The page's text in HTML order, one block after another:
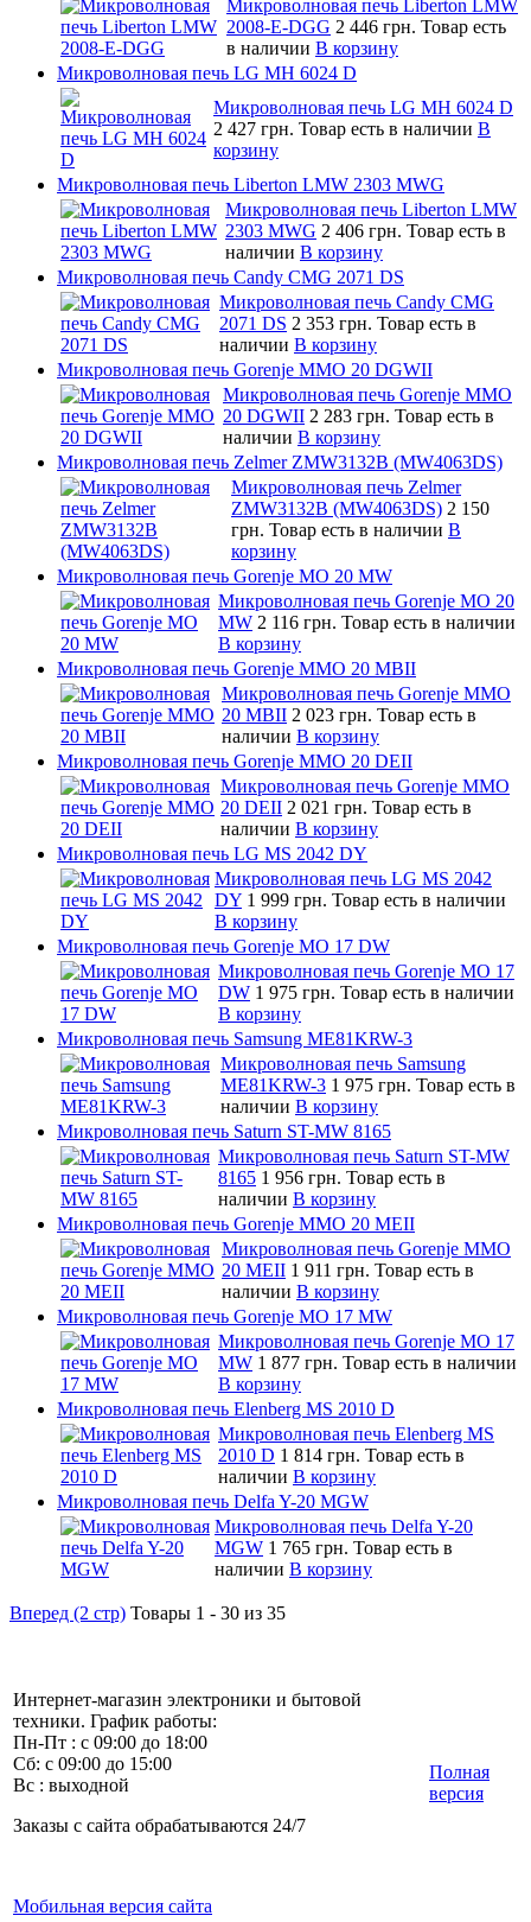
Микроволновая печь Liberton LMW
2008-E-DGG 2 446 грн. Товар есть
в наличии В корзину
Микроволновая печь LG MH 6024 D
Микроволновая печь LG MH 6024 D
2 427 грн. Товар есть в наличии В
корзину
Микроволновая печь Liberton LMW 2303 MWG
Микроволновая печь Liberton LMW
2303 MWG 2 406 грн. Товар есть в
наличии В корзину
Микроволновая печь Candy CMG 2071 DS
Микроволновая печь Candy CMG
2071 DS 2 353 грн. Товар есть в
наличии В корзину
Микроволновая печь Gorenje MMO 20 DGWII
Микроволновая печь Gorenje MMO
20 DGWII 2 283 грн. Товар есть в
наличии В корзину
Микроволновая печь Zelmer ZMW3132B (MW4063DS)
Микроволновая печь Zelmer
ZMW3132B (MW4063DS) 2 150
грн. Товар есть в наличии В
корзину
Микроволновая печь Gorenje MO 20 MW
Микроволновая печь Gorenje MO 20
MW 2 116 грн. Товар есть в наличии
В корзину
Микроволновая печь Gorenje MMO 20 MBII
Микроволновая печь Gorenje MMO
20 MBII 2 023 грн. Товар есть в
наличии В корзину
Микроволновая печь Gorenje MMO 20 DEII
Микроволновая печь Gorenje MMO
20 DEII 2 021 грн. Товар есть в
наличии В корзину
Микроволновая печь LG MS 2042 DY
Микроволновая печь LG MS 2042
DY 1 999 грн. Товар есть в наличии
В корзину
Микроволновая печь Gorenje MO 17 DW
Микроволновая печь Gorenje MO 17
DW 1 975 грн. Товар есть в наличии
В корзину
Микроволновая печь Samsung ME81KRW-3
Микроволновая печь Samsung
ME81KRW-3 1 975 грн. Товар есть в
наличии В корзину
Микроволновая печь Saturn ST-MW 8165
Микроволновая печь Saturn ST-MW
8165 1 956 грн. Товар есть в
наличии В корзину
Микроволновая печь Gorenje MMO 20 MEII
Микроволновая печь Gorenje MMO
20 MEII 1 911 грн. Товар есть в
наличии В корзину
Микроволновая печь Gorenje MO 17 MW
Микроволновая печь Gorenje MO 17
MW 1 877 грн. Товар есть в наличии
В корзину
Микроволновая печь Elenberg MS 2010 D
Микроволновая печь Elenberg MS
2010 D 1 814 грн. Товар есть в
наличии В корзину
Микроволновая печь Delfa Y-20 MGW
Микроволновая печь Delfa Y-20
MGW 1 765 грн. Товар есть в
наличии В корзину
Вперед (2 стр) Товары 1 - 30 из 35
Интернет-магазин электроники и бытовой
техники. График работы:
Пн-Пт : с 09:00 до 18:00
Сб: с 09:00 до 15:00
Вс : выходной
Заказы с сайта обрабатываются 24/7
Мобильная версия сайта
Полная
версия